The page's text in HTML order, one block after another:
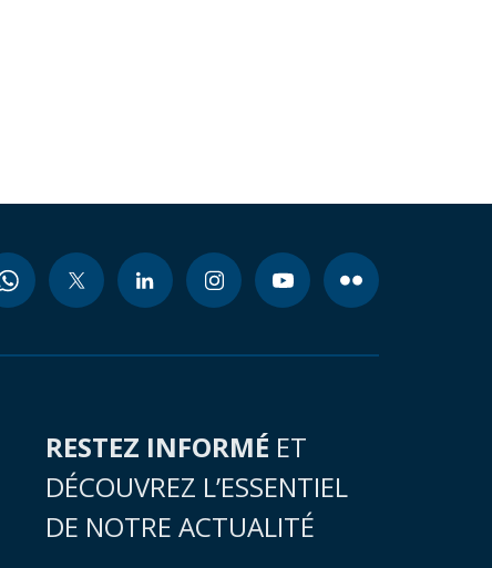
RESTEZ INFORMÉ ET
DÉCOUVREZ L’ESSENTIEL
DE NOTRE ACTUALITÉ